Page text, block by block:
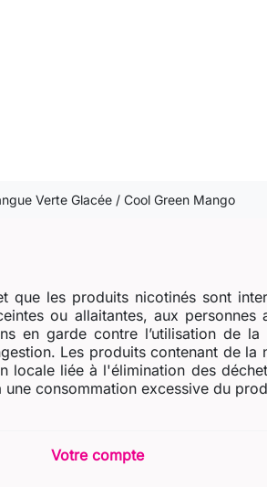
Verte Glacée / Cool Green Mango
les produits nicotinés sont
ou allaitantes, aux personnes
en garde contre l’utilisation de
Les produits contenant de
liée à l'élimination des
consommation excessive du
Votre compte